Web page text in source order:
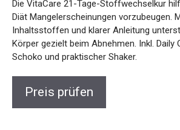
einer Diät Mangelerscheinungen
wertvollen Inhaltsstoffen und klarer
sie deinen Körper gezielt beim Abnehmen.
Proteinshake Schoko und praktischer